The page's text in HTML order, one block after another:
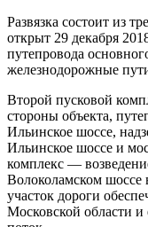
Развязка состоит из
открыт 29 декабря
путепровода
железнодорожные
Второй пусковой
стороны объекта,
Ильинское шоссе,
Ильинское шоссе и
комплекс —
Волоколамском
участок дороги
Московской области и